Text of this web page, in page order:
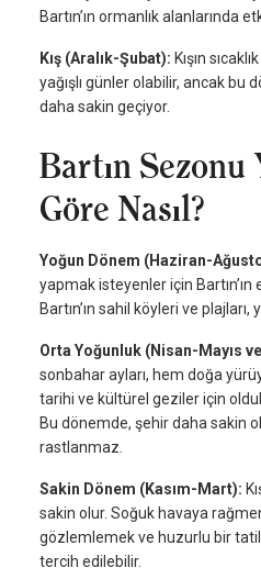
Bartın’ın ormanlık alanlarında
Kış (Aralık-Şubat): Kışın
yağışlı günler olabilir, ancak bu
daha sakin geçiyor.
Bartın Sezonu
Göre Nasıl?
Yoğun Dönem (Haziran-
yapmak isteyenler için
Bartın’ın sahil köyleri ve
Orta Yoğunluk (Nisan-Mayıs
sonbahar ayları, hem doğa
tarihi ve kültürel geziler için
Bu dönemde, şehir daha sakin
rastlanmaz.
Sakin Dönem (Kasım-Mart):
sakin olur. Soğuk havaya
gözlemlemek ve huzurlu bir
tercih edilebilir.